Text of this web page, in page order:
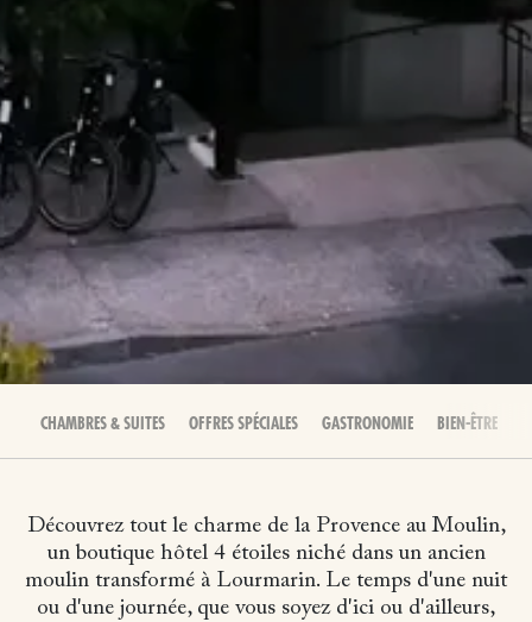
CHAMBRES & SUITES OFFRES SPÉCIALES GASTRONOMIE BIEN-ÊTRE
Découvrez tout le charme de la Provence au Moulin,
un boutique hôtel 4 étoiles niché dans un ancien
moulin transformé à Lourmarin. Le temps d'une nuit
ou d'une journée, que vous soyez d'ici ou d'ailleurs,